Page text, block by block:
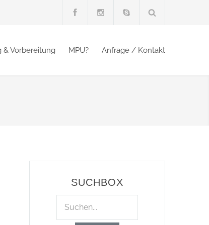
& Vorbereitung MPU? Anfrage / Kontakt
SUCHBOX